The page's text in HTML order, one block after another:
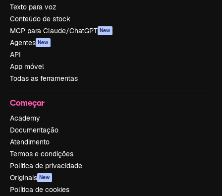
Texto para voz
Conteúdo de stock
MCP para Claude/ChatGPT New
Agentes New
API
App móvel
Todas as ferramentas
Começar
Academy
Documentação
Atendimento
Termos e condições
Política de privacidade
Originais New
Política de cookies